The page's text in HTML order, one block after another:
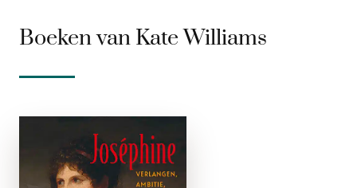
Boeken van Kate Williams
Joséphine
e-boek